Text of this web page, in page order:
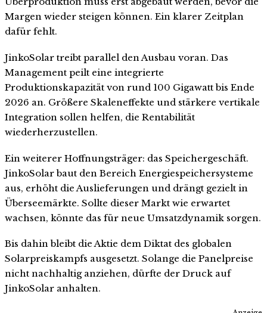
Margen wieder steigen können. Ein klarer Zeitplan
dafür fehlt.
JinkoSolar treibt parallel den Ausbau voran. Das
Management peilt eine integrierte
Produktionskapazität von rund 100 Gigawatt bis Ende
2026 an. Größere Skaleneffekte und stärkere vertikale
Integration sollen helfen, die Rentabilität
wiederherzustellen.
Ein weiterer Hoffnungsträger: das Speichergeschäft.
JinkoSolar baut den Bereich Energiespeichersysteme
aus, erhöht die Auslieferungen und drängt gezielt in
Überseemärkte. Sollte dieser Markt wie erwartet
wachsen, könnte das für neue Umsatzdynamik sorgen.
Bis dahin bleibt die Aktie dem Diktat des globalen
Solarpreiskampfs ausgesetzt. Solange die Panelpreise
nicht nachhaltig anziehen, dürfte der Druck auf
JinkoSolar anhalten.